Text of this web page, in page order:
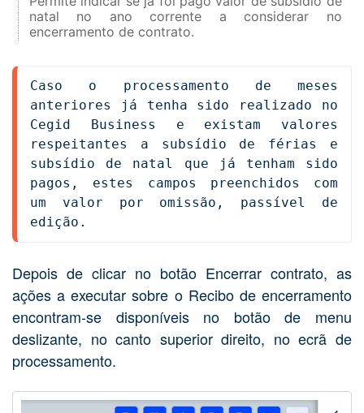
natal no ano corrente a considerar no
encerramento de contrato.
Caso o processamento de meses
anteriores já tenha sido realizado no
Cegid Business e existam valores
respeitantes a subsídio de férias e
subsídio de natal que já tenham sido
pagos, estes campos preenchidos com
um valor por omissão, passível de
edição.
Depois de clicar no botão Encerrar contrato, as
ações a executar sobre o Recibo de encerramento
encontram-se disponíveis no botão de menu
deslizante, no canto superior direito, no ecrã de
processamento.